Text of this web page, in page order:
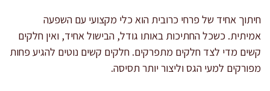
חיתוך אחיד של פרחי כרובית הוא כלי מקצועי עם השפעה
אמיתית. כשכל החתיכות באותו גודל, הבישול אחיד, ואין חלקים
קשים מדי לצד חלקים מתפרקים. חלקים קשים נוטים להגיע פחות
מפורקים למעי הגס וליצור יותר תסיסה.